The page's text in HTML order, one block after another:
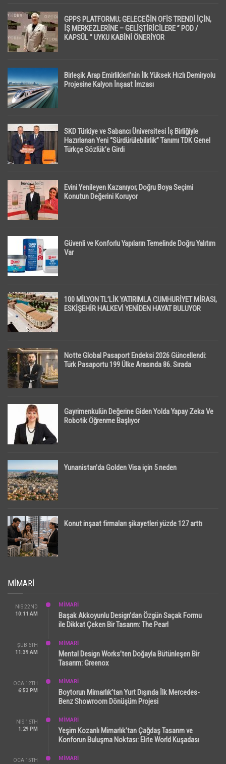
GPPS PLATFORMU; GELECEĞİN OFİS TRENDİ İÇİN,
İŞ MERKEZLERİNE – GELİŞTİRİCİLERE ” POD /
KAPSÜL ” UYKU KABİNİ ÖNERİYOR
Birleşik Arap Emirlikleri’nin İlk Yüksek Hızlı Demiryolu
Projesine Kalyon İnşaat İmzası
SKD Türkiye ve Sabancı Üniversitesi İş Birliğiyle
Hazırlanan Yeni “Sürdürülebilirlik” Tanımı TDK Genel
Türkçe Sözlük’e Girdi
Evini Yenileyen Kazanıyor, Doğru Boya Seçimi
Konutun Değerini Koruyor
Güvenli ve Konforlu Yapıların Temelinde Doğru Yalıtım
Var
100 MİLYON TL’LİK YATIRIMLA CUMHURİYET MİRASI,
ESKİŞEHİR HALKEVİ YENİDEN HAYAT BULUYOR
Notte Global Pasaport Endeksi 2026 Güncellendi:
Türk Pasaportu 199 Ülke Arasında 86. Sırada
Gayrimenkulün Değerine Giden Yolda Yapay Zeka Ve
Robotik Öğrenme Başlıyor
Yunanistan’da Golden Visa için 5 neden
Konut inşaat firmaları şikayetleri yüzde 127 arttı
MIMARI
NIS 22ND
10:11 AM
MİMARİ
Başak Akkoyunlu Design’dan Özgün Saçak Formu
ile Dikkat Çeken Bir Tasarım: The Pearl
ŞUB 6TH
11:39 AM
MİMARİ
Mental Design Works’ten Doğayla Bütünleşen Bir
Tasarım: Greenox
OCA 12TH
6:53 PM
MİMARİ
Boytorun Mimarlık’tan Yurt Dışında İlk Mercedes-
Benz Showroom Dönüşüm Projesi
NIS 16TH
1:29 PM
MİMARİ
Yeşim Kozanlı Mimarlık’tan Çağdaş Tasarım ve
Konforun Buluşma Noktası: Elite World Kuşadası
OCA 15TH
MİMARİ